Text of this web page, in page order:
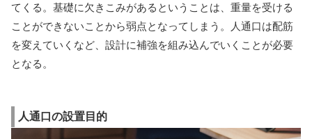
てくる。基礎に欠きこみがあるということは、重量を受ける
ことができないことから弱点となってしまう。人通口は配筋
を変えていくなど、設計に補強を組み込んでいくことが必要
となる。
人通口の設置目的